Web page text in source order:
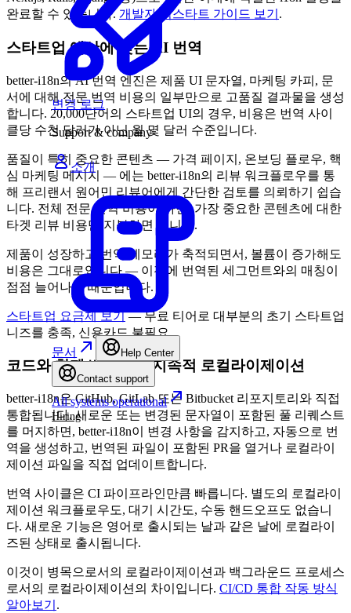
변경 로그
Support & company
소개
문서 Help Center
Contact support
All systems operational
Hiring
완료할 수 있습니다.개발자 퀵스타트 가이드 보기 .
스타트업 예산에 맞는 AI 번역
better-i18n의 AI 번역 엔진은 제품 UI 문자열, 마케팅 카피, 문
서에 대해 전문 번역 비용의 일부만으로 고품질 결과물을 생성
합니다. 20,000단어의 스타트업 UI의 경우, 비용은 번역 사이
클당 수천 달러가 아닌 월 몇 달러 수준입니다.
품질이 특히 중요한 콘텐츠 — 가격 페이지, 온보딩 플로우, 핵
심 마케팅 메시지 — 에는 better-i18n의 리뷰 워크플로우를 통
해 프리랜서 원어민 리뷰어에게 간단한 검토를 의뢰하기 쉽습
니다. 전체 전문 번역 비용이 아닌, 가장 중요한 콘텐츠에 대한
타겟 리뷰 비용만 지불하면 됩니다.
제품이 성장하고 번역 메모리가 축적되면서, 볼륨이 증가해도
비용은 그대로입니다 — 이전에 번역된 세그먼트와의 매칭이
점점 늘어나기 때문입니다.
스타트업 요금제 보기— 무료 티어로 대부분의 초기 스타트업
니즈를 충족, 신용카드 불필요.
코드와 함께 배포되는 지속적 로컬라이제이션
better-i18n은 GitHub, GitLab 또는 Bitbucket 리포지토리와 직접
통합됩니다. 새로운 또는 변경된 문자열이 포함된 풀 리퀘스트
를 머지하면, better-i18n이 변경 사항을 감지하고, 자동으로 번
역을 생성하고, 번역된 파일이 포함된 PR을 열거나 로컬라이
제이션 파일을 직접 업데이트합니다.
번역 사이클은 CI 파이프라인만큼 빠릅니다. 별도의 로컬라이
제이션 워크플로우도, 대기 시간도, 수동 핸드오프도 없습니
다. 새로운 기능은 영어로 출시되는 날과 같은 날에 로컬라이
즈된 상태로 출시됩니다.
이것이 병목으로서의 로컬라이제이션과 백그라운드 프로세스
로서의 로컬라이제이션의 차이입니다. CI/CD 통합 작동 방식
알아보기 .